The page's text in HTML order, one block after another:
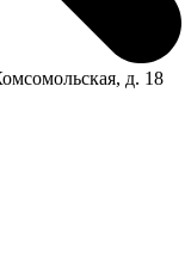
д. 18